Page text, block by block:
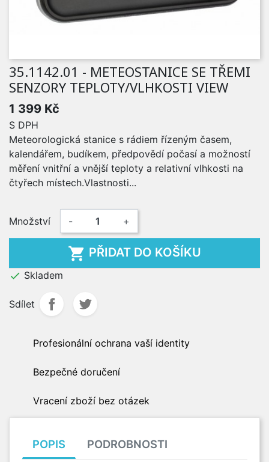
35.1142.01 - METEOSTANICE SE TŘEMI
SENZORY TEPLOTY/VLHKOSTI VIEW
1 399 Kč
S DPH
Meteorologická stanice s rádiem řízeným časem,
kalendářem, budíkem, předpovědí počasí a možností
měření vnitřní a vnější teploty a relativní vlhkosti na
čtyřech místech.Vlastnosti...
Množství - +
 PŘIDAT DO KOŠÍKU
 Skladem
Sdílet
Profesionální ochrana vaší identity
Bezpečné doručení
Vracení zboží bez otázek
POPIS PODROBNOSTI